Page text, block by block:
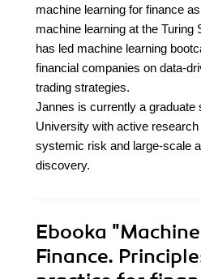
machine learning for finance
machine learning at the Turing
has led machine learning
financial companies on data-
trading strategies.
Jannes is currently a graduate
University with active
systemic risk and large-scale
discovery.
Ebooka
Finance.